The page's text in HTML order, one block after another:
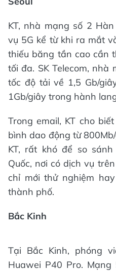
KT, nhà mạng số 2
vụ 5G kể từ khi ra mắt
thiếu băng tần cao cần
tối đa. SK Telecom,
tốc độ tải về 1,5 Gb/
1Gb/giây trong hành
Trong email, KT cho
bình dao động từ
KT, rất khó để so
Quốc, nơi có dịch vụ
chỉ mới thử nghiệm
thành phố.
Bắc Kinh
Tại Bắc Kinh, phóng
Huawei P40 Pro.